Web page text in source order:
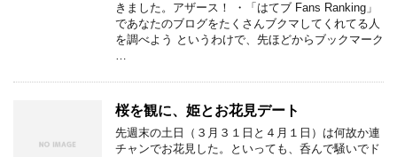
きました。アザース！ ・「はてブ Fans Ranking」
であなたのブログをたくさんブクマしてくれてる人
を調べよう というわけで、先ほどからブックマーク
…
桜を観に、姫とお花見デート
先週末の土日（３月３１日と４月１日）は何故か連
チャンでお花見した。といっても、呑んで騒いでド